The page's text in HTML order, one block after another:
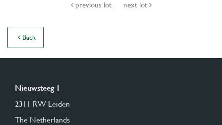
previous lot next lot
Back
Nieuwsteeg 1
2311 RW Leiden
The Netherlands